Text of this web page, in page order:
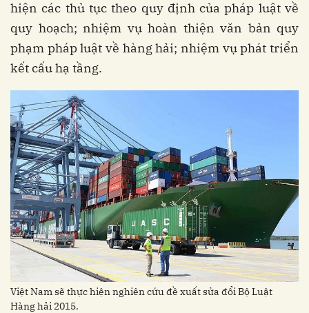
hiện các thủ tục theo quy định của pháp luật về
quy hoạch; nhiệm vụ hoàn thiện văn bản quy
phạm pháp luật về hàng hải; nhiệm vụ phát triển
kết cấu hạ tầng.
Việt Nam sẽ thực hiện nghiên cứu đề xuất sửa đổi Bộ Luật
Hàng hải 2015.